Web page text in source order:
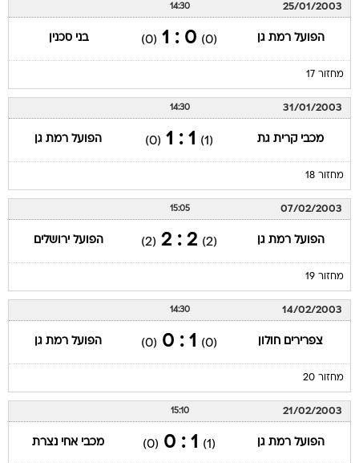
25/01/2003
14:30
הפועל רמת גן (0)
0 : 1
(0) בני סכנין
מחזור 17
31/01/2003
14:30
מכבי קרית גת (1)
1 : 1
(0) הפועל רמת גן
מחזור 18
07/02/2003
15:05
הפועל רמת גן (2)
2 : 2
(2) הפועל ירושלים
מחזור 19
14/02/2003
14:30
צפרירים חולון (0)
1 : 0
(0) הפועל רמת גן
מחזור 20
21/02/2003
15:10
הפועל רמת גן (1)
1 : 0
(0) מכבי אחי נצרת